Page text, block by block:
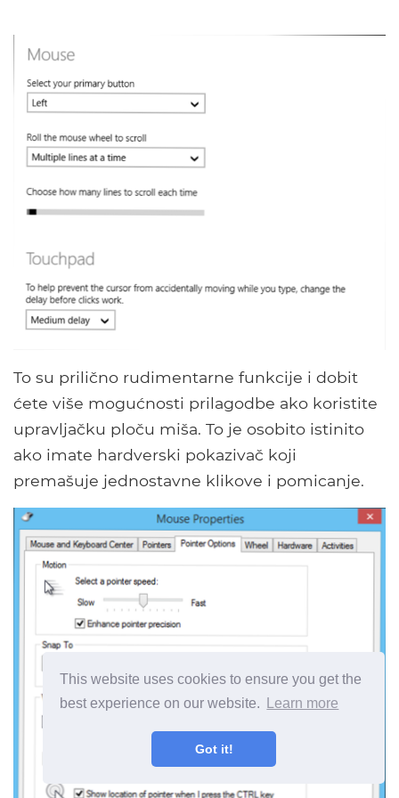
This website uses cookies to ensure you get the
best experience on our website.
Learn more
Got it!
To su prilično rudimentarne funkcije i dobit
ćete više mogućnosti prilagodbe ako koristite
upravljačku ploču miša. To je osobito istinito
ako imate hardverski pokazivač koji
premašuje jednostavne klikove i pomicanje.